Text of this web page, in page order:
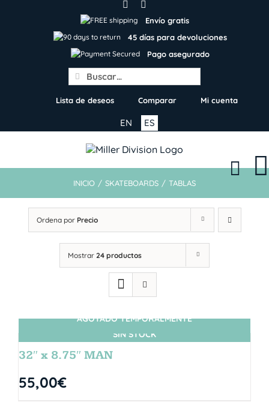
Envío gratis
45 días para devoluciones
Pago asegurado
Search
for:
Lista de deseos Comparar Mi cuenta
ES
EN
INICIO / SKATEBOARDS / TABLAS
Ordena por Precio
Mostrar 24 productos
SIN STOCK
AGOTADO TEMPORALMENTE
32″ x 8.75″ MAN
55,00€